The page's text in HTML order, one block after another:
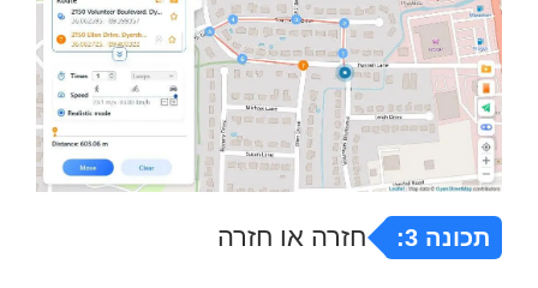
תכונה 3: חזרה או חזרה